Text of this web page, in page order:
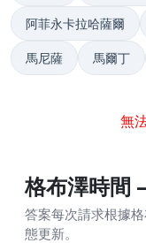
阿菲永卡拉哈薩爾
馬尼薩 馬爾丁
無
格布澤時間
答案每次請求根據
態更新。